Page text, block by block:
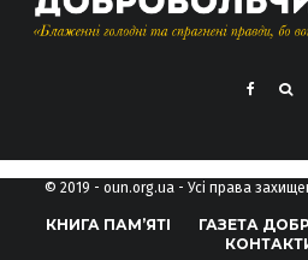
© 2019 - oun.org.ua - Усі права
КНИГА ПАМ’ЯТІ ГАЗЕТА